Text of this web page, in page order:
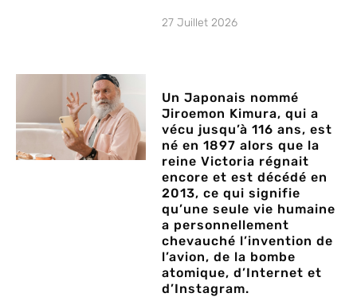
27 Juillet 2026
Un Japonais nommé
Jiroemon Kimura, qui a
vécu jusqu’à 116 ans, est
né en 1897 alors que la
reine Victoria régnait
encore et est décédé en
2013, ce qui signifie
qu’une seule vie humaine
a personnellement
chevauché l’invention de
l’avion, de la bombe
atomique, d’Internet et
d’Instagram.